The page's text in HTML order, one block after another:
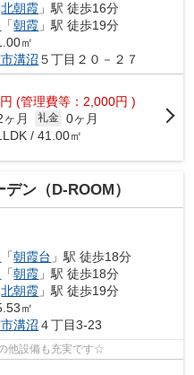
北朝霞 」駅 徒歩16分
「朝霞 」駅 徒歩19分
㎡
溝沼 ５丁目２０－２７
円 (管理費等：2,000円 )
ヶ月 礼金 0ヶ月
/ 41.00㎡
ン（D-ROOM）
「朝霞台 」駅 徒歩18分
「朝霞 」駅 徒歩18分
北朝霞 」駅 徒歩19分
㎡
溝沼 ４丁目3-23
他設備も充実です☆